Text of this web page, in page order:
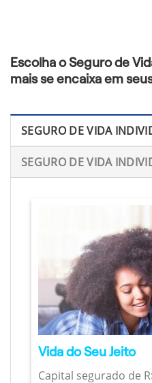
Escolha o Seguro de
mais se encaixa em
SEGURO DE VIDA
SEGURO DE VIDA
Vida do Seu Jeito
Capital segurado de